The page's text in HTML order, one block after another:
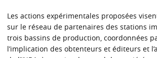
Les actions expérimentales proposées
sur le réseau de partenaires des stations
trois bassins de production, coordonnées
l’implication des obtenteurs et éditeurs et